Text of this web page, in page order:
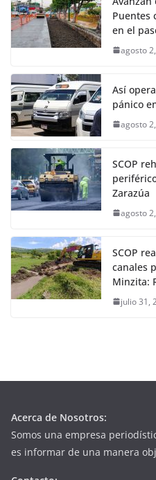
Puentes
en el
agosto
Así
pánico
agosto
SCOP
Zarazúa
agosto
SCOP
canales
Minzita:
julio 31,
Acerca de Nosotros:
Somos una empresa
es informar de una manera